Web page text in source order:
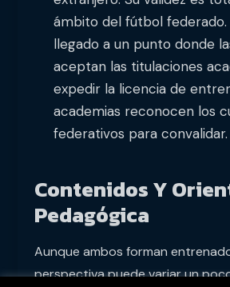
ámbito del fútbol federado.
llegado a un punto donde
aceptan las titulaciones
expedir la licencia de
academias reconocen los
federativos para convalidar.
Contenidos Y
Pedagógica
Aunque ambos forman
perspectiva puede variar un